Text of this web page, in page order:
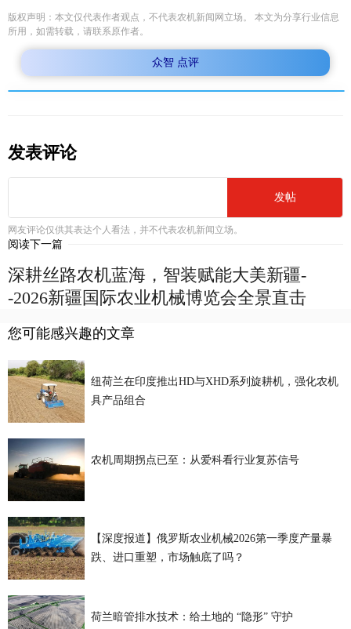
版权声明：本文仅代表作者观点，不代表农机新闻网立场。 本文为分享行业信息
所用，如需转载，请联系原作者。
众智 点评
发表评论
发帖
网友评论仅供其表达个人看法，并不代表农机新闻立场。
阅读下一篇
深耕丝路农机蓝海，智装赋能大美新疆-
-2026新疆国际农业机械博览会全景直击
您可能感兴趣的文章
纽荷兰在印度推出HD与XHD系列旋耕机，强化农机
具产品组合
农机周期拐点已至：从爱科看行业复苏信号
【深度报道】俄罗斯农业机械2026第一季度产量暴
跌、进口重塑，市场触底了吗？
荷兰暗管排水技术：给土地的 “隐形” 守护